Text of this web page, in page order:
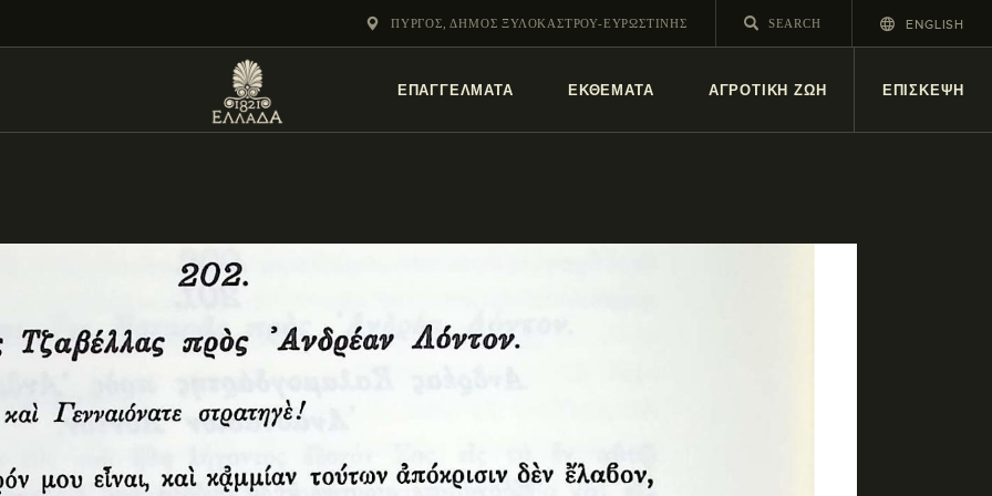
ΠΎΡΓΟΣ, ΔΗΜΟΣ ΞΥΛΟΚΑΣΤΡΟΥ-ΕΥΡΩΣΤΙΝΗΣ ENGLISH
ΕΠΑΓΓΕΛΜΑΤΑ ΕΚΘΕΜΑΤΑ ΑΓΡΟΤΙΚΗ ΖΩΗ ΕΠΙΣΚΕΨΗ
ΞΥΛΌΚΑΣΤΡΟ –
ΕΥΡΩΣΤΊΝΗ